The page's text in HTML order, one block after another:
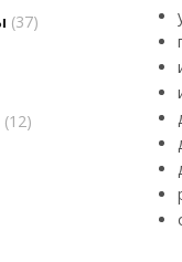
(37)
(12)